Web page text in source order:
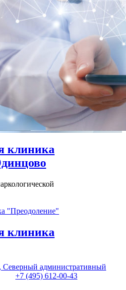
клиника
клиника
Северный административный
+7 (495) 612-00-43